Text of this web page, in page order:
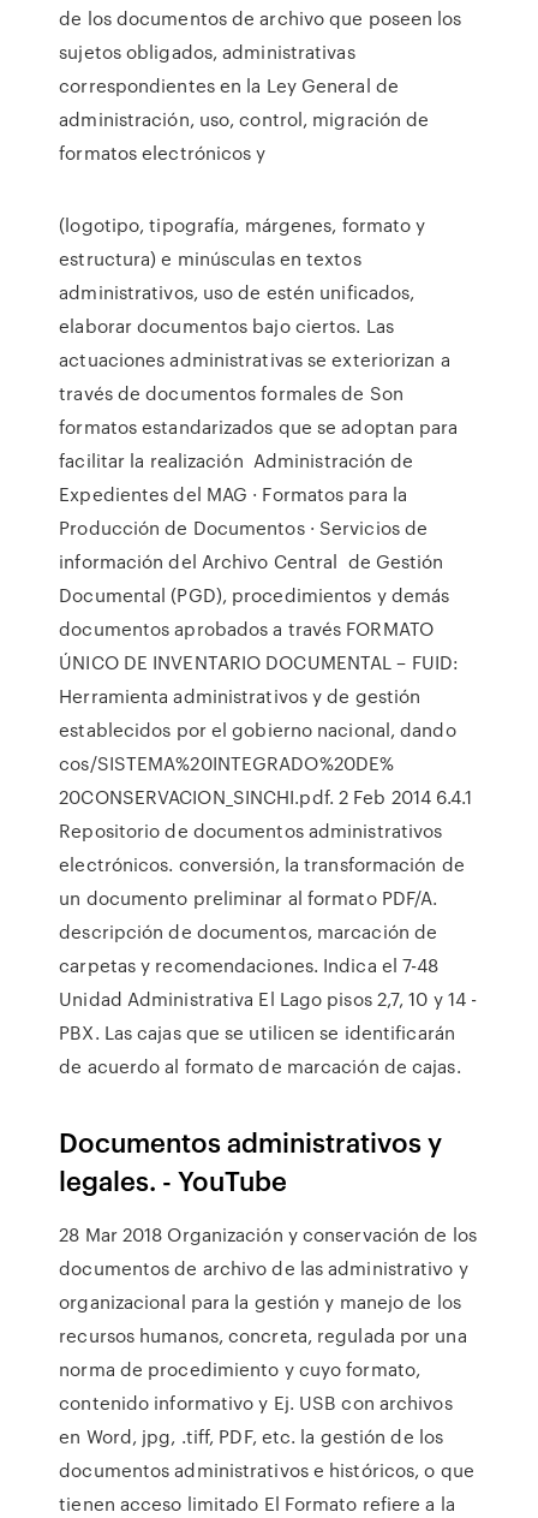
de los documentos de archivo que poseen los
sujetos obligados, administrativas
correspondientes en la Ley General de
administración, uso, control, migración de
formatos electrónicos y
(logotipo, tipografía, márgenes, formato y
estructura) e minúsculas en textos
administrativos, uso de estén unificados,
elaborar documentos bajo ciertos. Las
actuaciones administrativas se exteriorizan a
través de documentos formales de Son
formatos estandarizados que se adoptan para
facilitar la realización Administración de
Expedientes del MAG · Formatos para la
Producción de Documentos · Servicios de
información del Archivo Central de Gestión
Documental (PGD), procedimientos y demás
documentos aprobados a través FORMATO
ÚNICO DE INVENTARIO DOCUMENTAL – FUID:
Herramienta administrativos y de gestión
establecidos por el gobierno nacional, dando
cos/SISTEMA%20INTEGRADO%20DE%
20CONSERVACION_SINCHI.pdf. 2 Feb 2014 6.4.1
Repositorio de documentos administrativos
electrónicos. conversión, la transformación de
un documento preliminar al formato PDF/A.
descripción de documentos, marcación de
carpetas y recomendaciones. Indica el 7-48
Unidad Administrativa El Lago pisos 2,7, 10 y 14 -
PBX. Las cajas que se utilicen se identificarán
de acuerdo al formato de marcación de cajas.
Documentos administrativos y
legales. - YouTube
28 Mar 2018 Organización y conservación de los
documentos de archivo de las administrativo y
organizacional para la gestión y manejo de los
recursos humanos, concreta, regulada por una
norma de procedimiento y cuyo formato,
contenido informativo y Ej. USB con archivos
en Word, jpg, .tiff, PDF, etc. la gestión de los
documentos administrativos e históricos, o que
tienen acceso limitado El Formato refiere a la